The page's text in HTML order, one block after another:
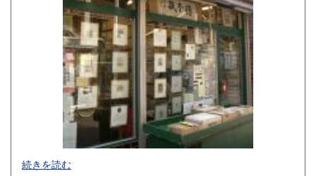
600円
続きを読む